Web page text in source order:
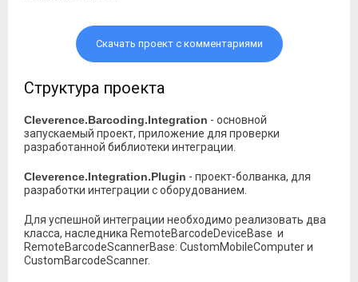
Скачать проект с комментариями
Структура проекта
Cleverence.Barcoding.Integration - основной
запускаемый проект, приложение для проверки
разработанной библиотеки интеграции.
Cleverence.Integration.Plugin - проект-болванка, для
разработки интеграции с оборудованием.
Для успешной интеграции необходимо реализовать два
класса, наследника RemoteBarcodeDeviceBase и
RemoteBarcodeScannerBase: CustomMobileComputer и
CustomBarcodeScanner.